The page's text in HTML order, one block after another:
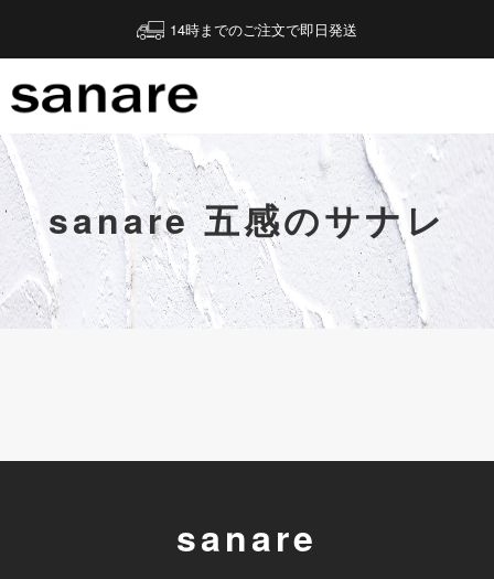
14時までのご注文で即日発送
sanare 五感のサナレ
sanare